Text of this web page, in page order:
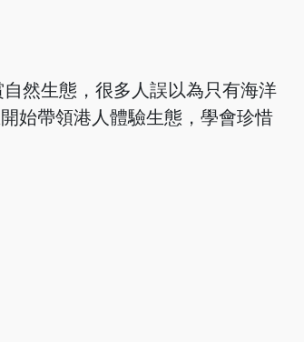
然生態，很多人誤以為只有海洋
始帶領港人體驗生態，學會珍惜